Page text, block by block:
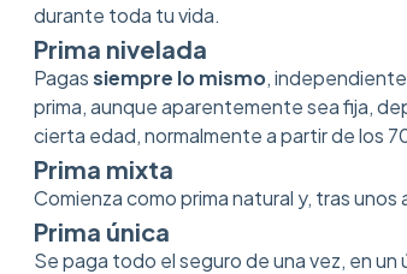
durante toda tu vida.
Prima nivelada
Pagassiempre lo mismo,
prima, aunque aparentemente sea fija,
cierta edad, normalmente a partir de los
Prima mixta
Comienza como prima natural y, tras
Prima única
Se paga todo el seguro de una vez, en